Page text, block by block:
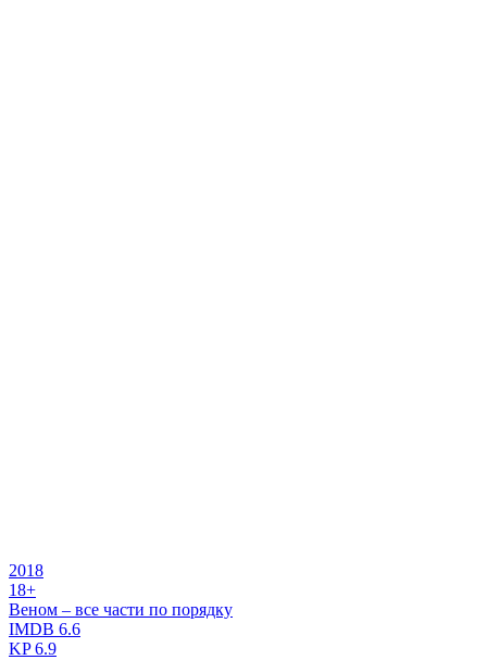
2018
18+
Веном – все части по порядку
IMDB 6.6
KP6.9